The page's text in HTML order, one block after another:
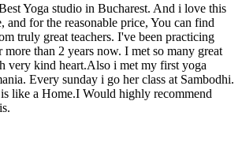
Yoga studio in Bucharest. And i love this
and for the reasonable price, You can find
truly great teachers. I've been practicing
than 2 years now. I met so many great
very kind heart.Also i met my first yoga
Every sunday i go her class at Sambodhi.
like a Home.I Would highly recommend